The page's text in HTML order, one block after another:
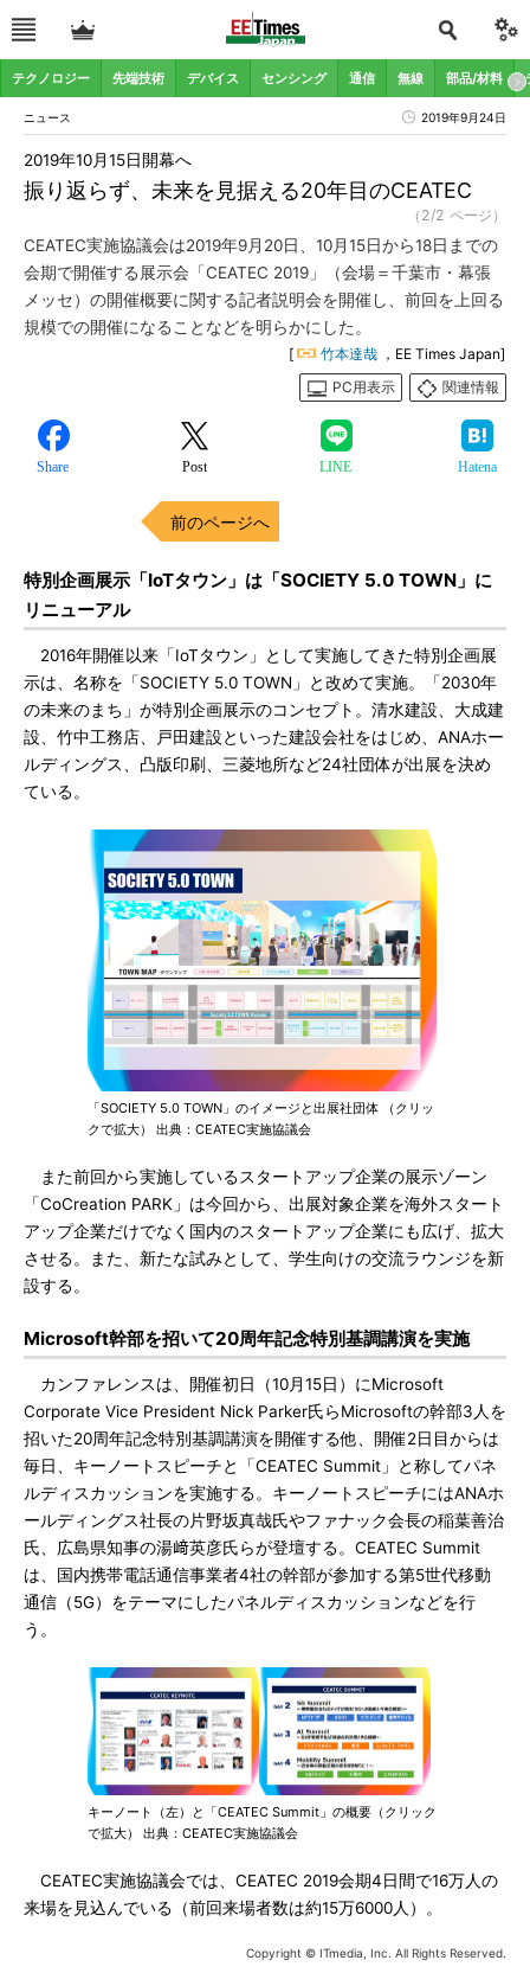
テクノロジー 先端技術 デバイス センシング 通信 無線 部品/材料
ニュース 2019年9月24日
振り返らず、未来を見据える20年目のCEATEC
2019年10月15日開幕へ
（2/2 ページ）
CEATEC実施協議会は2019年9月20日、10月15日から18日までの
会期で開催する展示会「CEATEC 2019」（会場＝千葉市・幕張
メッセ）の開催概要に関する記者説明会を開催し、前回を上回る
規模での開催になることなどを明らかにした。
[ 竹本達哉 ，EE Times Japan]
PC用表示
関連情報
Share Post LINE Hatena
前のページへ
特別企画展示「IoTタウン」は「SOCIETY 5.0 TOWN」に
リニューアル
2016年開催以来「IoTタウン」として実施してきた特別企画展
示は、名称を「SOCIETY 5.0 TOWN」と改めて実施。「2030年
の未来のまち」が特別企画展示のコンセプト。清水建設、大成建
設、竹中工務店、戸田建設といった建設会社をはじめ、ANAホー
ルディングス、凸版印刷、三菱地所など24社団体が出展を決め
ている。
「SOCIETY 5.0 TOWN」のイメージと出展社団体 （クリッ
クで拡大） 出典：CEATEC実施協議会
また前回から実施しているスタートアップ企業の展示ゾーン
「CoCreation PARK」は今回から、出展対象企業を海外スタート
アップ企業だけでなく国内のスタートアップ企業にも広げ、拡大
させる。また、新たな試みとして、学生向けの交流ラウンジを新
設する。
Microsoft幹部を招いて20周年記念特別基調講演を実施
カンファレンスは、開催初日（10月15日）にMicrosoft
Corporate Vice President Nick Parker氏らMicrosoftの幹部3人を
招いた20周年記念特別基調講演を開催する他、開催2日目からは
毎日、キーノートスピーチと「CEATEC Summit」と称してパネ
ルディスカッションを実施する。キーノートスピーチにはANAホ
ールディングス社長の片野坂真哉氏やファナック会長の稲葉善治
氏、広島県知事の湯﨑英彦氏らが登壇する。CEATEC Summit
は、国内携帯電話通信事業者4社の幹部が参加する第5世代移動
通信（5G）をテーマにしたパネルディスカッションなどを行
う。
キーノート（左）と「CEATEC Summit」の概要（クリック
で拡大） 出典：CEATEC実施協議会
CEATEC実施協議会では、CEATEC 2019会期4日間で16万人の
来場を見込んでいる（前回来場者数は約15万6000人）。
Copyright © ITmedia, Inc. All Rights Reserved.